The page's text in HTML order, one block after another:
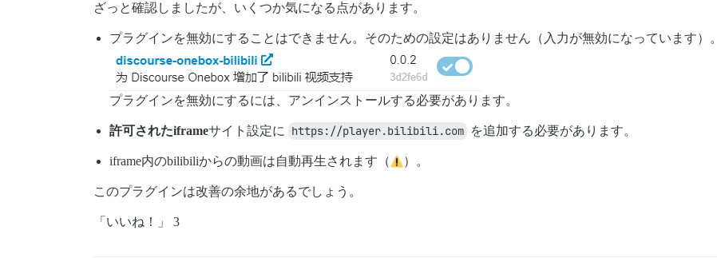
ざっと確認しましたが、いくつか気になる点があります。
プラグインを無効にすることはできません。そのための設定はありません（入力が無効になっています）。
プラグインを無効にするには、アンインストールする必要があります。
許可されたiframeサイト設定に https://player.bilibili.com を追加する必要があります。
iframe内のbilibiliからの動画は自動再生されます（ ）。
このプラグインは改善の余地があるでしょう。
「いいね！」 3